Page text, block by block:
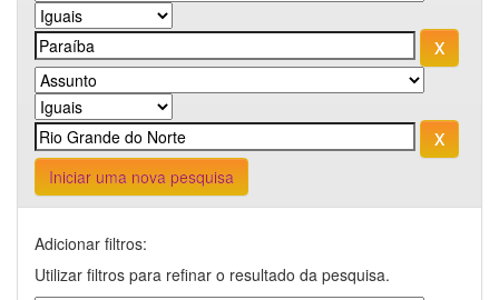
Iniciar uma nova pesquisa
Adicionar filtros:
Utilizar filtros para refinar o resultado da pesquisa.